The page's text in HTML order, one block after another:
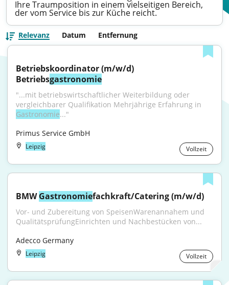
Ihre Traumposition in einem vielseitigen Bereich,
der vom Service bis zur Küche reicht.
Relevanz Datum Entfernung
Betriebskoordinator (m/w/d)
Betriebsgastronomie
"...mit betriebswirtschaftlicher Weiterbildung oder
Gastronomie..."
Primus Service GmbH
Leipzig Vollzeit
BMW Gastronomiefachkraft/Catering (m/w/d)
Vor- und Zubereitung von SpeisenWarenannahem und
QualitätsprüfungEinrichten und Nachbestücken von...
Adecco Germany
Leipzig Vollzeit